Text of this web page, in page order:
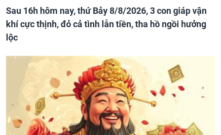
Sau 16h hôm nay, thứ Bảy 8/8/2026, 3 con giáp vận
khí cực thịnh, đỏ cả tình lẫn tiền, tha hồ ngồi hưởng
lộc